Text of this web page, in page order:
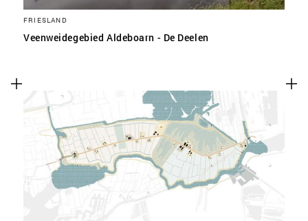
FRIESLAND
Veenweidegebied Aldeboarn - De Deelen